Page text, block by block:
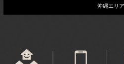
沖縄エリア